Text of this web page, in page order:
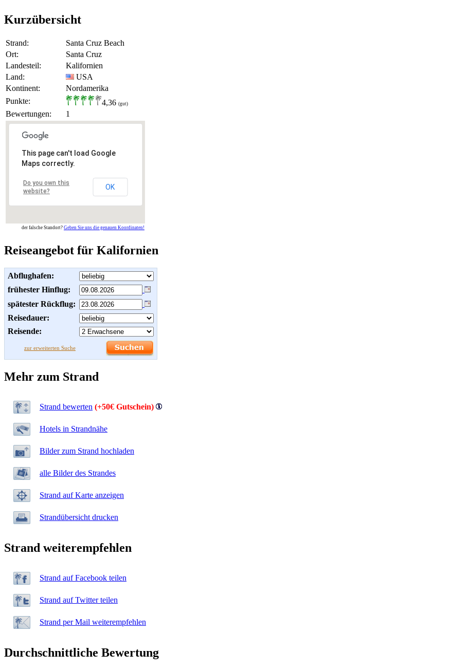
Kurzübersicht
Strand:
Santa Cruz Beach
Ort:
Santa Cruz
Landesteil:
Kalifornien
Land:
USA
Kontinent:
Nordamerika
Punkte:
4,36 (gut)
Bewertungen: 1
This page can't load Google
Maps correctly.
Do you own this
website?
OK
der falsche Standort? Geben Sie uns die genauen Koordinaten!
Reiseangebot für Kalifornien
Abflughafen:
frühester Hinflug:
spätester Rückflug:
Reisedauer:
Reisende:
zur erweiterten Suche
Mehr zum Strand
Strand bewerten (+50€ Gutschein)
Hotels in Strandnähe
Bilder zum Strand hochladen
alle Bilder des Strandes
Strand auf Karte anzeigen
Strandübersicht drucken
Strand weiterempfehlen
Strand auf Facebook teilen
Strand auf Twitter teilen
Strand per Mail weiterempfehlen
Durchschnittliche Bewertung